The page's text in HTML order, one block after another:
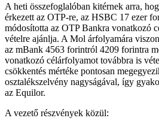
A heti összefoglalóban kitérnek arra,
érkezett az OTP-re, az HSBC 17 ezer
módosította az OTP Bankra vonatkozó
vételre ajánlja. A Mol árfolyamára
az mBank 4563 forintról 4209 forintra
vonatkozó célárfolyamot továbbra is
csökkentés mértéke pontosan
osztalékszelvény nagyságával, így
az Equilor.
A vezető részvények közül: